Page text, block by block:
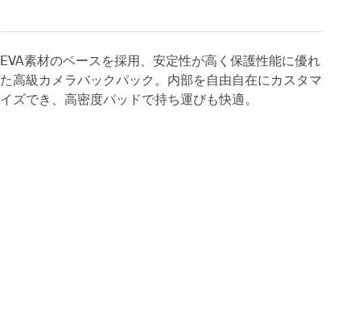
EVA素材のベースを採用、安定性が高く保護性能に優れ
た高級カメラバックパック。内部を自由自在にカスタマ
イズでき、高密度パッドで持ち運びも快適。